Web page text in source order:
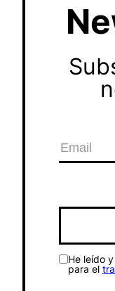
He leído
para el